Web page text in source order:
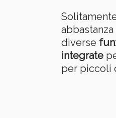
diverse
integrate
per piccoli